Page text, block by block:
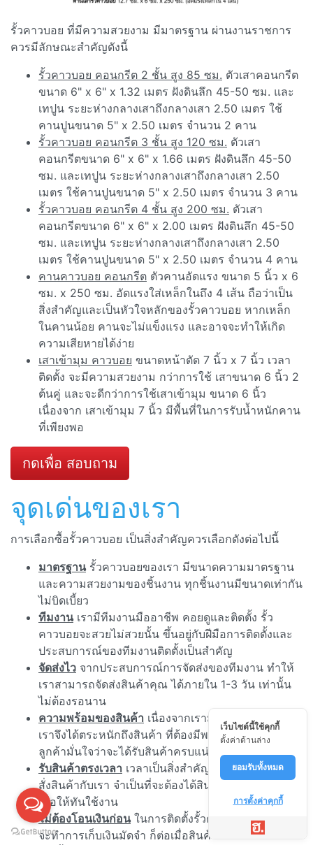
รั้วคาวบอย ที่มีความสวยงาม มีมาตรฐาน ผ่านงานราชการ
ควรมีลักษณะสำคัญดังนี้
รั้วคาวบอย คอนกรีต 2 ชั้น สูง 85 ซม. ตัวเสาคอนกรีต
ขนาด 6" x 6" x 1.32 เมตร ฝังดินลึก 45-50 ซม. และ
เทปูน ระยะห่างกลางเสาถึงกลางเสา 2.50 เมตร ใช้
คานปูนขนาด 5" x 2.50 เมตร จำนวน 2 คาน
รั้วคาวบอย คอนกรีต 3 ชั้น สูง 120 ซม. ตัวเสา
คอนกรีตขนาด 6" x 6" x 1.66 เมตร ฝังดินลึก 45-50
ซม. และเทปูน ระยะห่างกลางเสาถึงกลางเสา 2.50
เมตร ใช้คานปูนขนาด 5" x 2.50 เมตร จำนวน 3 คาน
รั้วคาวบอย คอนกรีต 4 ชั้น สูง 200 ซม. ตัวเสา
คอนกรีตขนาด 6" x 6" x 2.00 เมตร ฝังดินลึก 45-50
ซม. และเทปูน ระยะห่างกลางเสาถึงกลางเสา 2.50
เมตร ใช้คานปูนขนาด 5" x 2.50 เมตร จำนวน 4 คาน
คานคาวบอย คอนกรีต ตัวคานอัดแรง ขนาด 5 นิ้ว x 6
ซม. x 250 ซม. อัดแรงใส่เหล็กในถึง 4 เส้น ถือว่าเป็น
สิ่งสำคัญและเป็นหัวใจหลักของรั้วคาวบอย หากเหล็ก
ในคานน้อย คานจะไม่แข็งแรง และอาจจะทำให้เกิด
ความเสียหายได้ง่าย
เสาเข้ามุม คาวบอย ขนาดหน้าตัด 7 นิ้ว x 7 นิ้ว เวลา
ติดตั้ง จะมีความสวยงาม กว่าการใช้ เสาขนาด 6 นิ้ว 2
ต้นคู่ และจะดีกว่าการใช้เสาเข้ามุม ขนาด 6 นิ้ว
เนื่องจาก เสาเข้ามุม 7 นิ้ว มีพื้นที่ในการรับน้ำหนักคาน
ที่เพียงพอ
กดเพื่อ สอบถาม
จุดเด่นของเรา
การเลือกซื้อรั้วคาวบอย เป็นสิ่งสำคัญควรเลือกดังต่อไปนี้
มาตรฐานรั้วคาวบอยของเรา มีขนาดความมาตรฐาน
และความสวยงามของชิ้นงาน ทุกชิ้นงานมีขนาดเท่ากัน
ไม่บิดเบี้ยว
ทีมงานเรามีทีมงานมืออาชีพ คอยดูและติดตั้ง รั้ว
คาวบอยจะสวยไม่สวยนั้น ขึ้นอยู่กับฝีมือการติดตั้งและ
ประสบการณ์ของทีมงานติดตั้งเป็นสำคัญ
จัดส่งไว จากประสบการณ์การจัดส่งของทีมงาน ทำให้
เราสามารถจัดส่งสินค้าคุณ ได้ภายใน 1-3 วัน เท่านั้น
ไม่ต้องรอนาน
ความพร้อมของสินค้า เนื่องจากเรามีลูกค้าจำนวนมาก
เราจึงได้ตระหนักถึงสินค้า ที่ต้องมีพร้อมจัดส่ง เพื่อให้
ลูกค้ามั่นใจว่าจะได้รับสินค้าครบแน่นอน
รับสินค้าตรงเวลา เวลาเป็นสิ่งสำคัญ หากลูกค้า ทำการ
สั่งสินค้ากับเรา จำเป็นที่จะต้องได้สินค้าตรงตามเวลา
เพื่อให้ทันใช้งาน
ไม่ต้องโอนเงินก่อนในการติดตั้งรั้วคาวบอยนั้น ทางเรา
จะทำการเก็บเงินมัดจำ ก็ต่อเมื่อสินค้าถึงหน้างานแล้ว
เว็บไซต์นี้ใช้คุกกี้
ตั้งค่าด้านล่าง
ยอมรับทั้งหมด
การตั้งค่าคุกกี้